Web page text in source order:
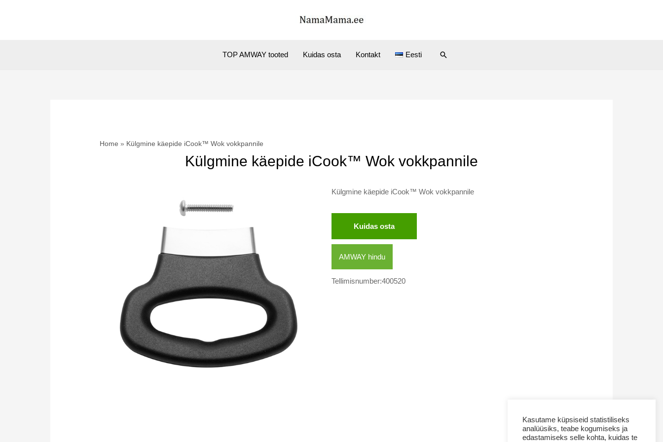
TOP AMWAY tooted Kuidas osta Kontakt Eesti Search
Home Külgmine käepide iCook™ Wok vokkpannile
Külgmine käepide iCook™ Wok vokkpannile
Külgmine käepide iCook™ Wok vokkpannile
Kuidas osta
AMWAY hindu
Tellimisnumber:400520
Kasutame küpsiseid statistiliseks
analüüsiks, teabe kogumiseks ja
edastamiseks selle kohta, kuidas te